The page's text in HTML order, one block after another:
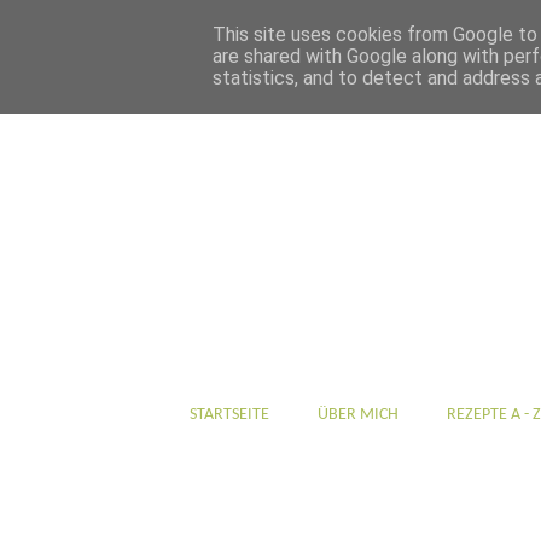
STARTSEITE ÜBER MICH REZEPTE A - Z
This site uses cookies from Google
are shared with Google along with
statistics, and to detect and address